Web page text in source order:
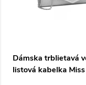
Dámska trblietavá
listová kabelka